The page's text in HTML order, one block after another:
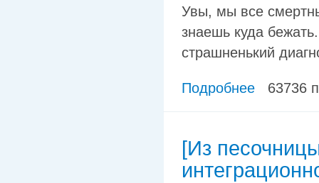
Увы, мы все
знаешь куда
страшненький
Подробнее 63736
[Из